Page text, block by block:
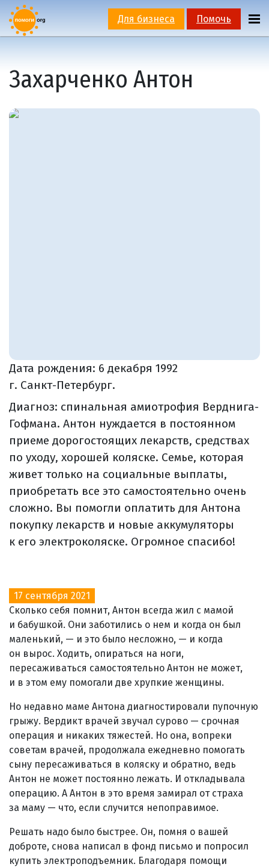
Для бизнеса Помочь
Захарченко Антон
Дата рождения: 6 декабря 1992
г. Санкт-Петербург.
Диагноз: спинальная амиотрофия Верднига-
Гофмана. Антон нуждается в постоянном
приеме дорогостоящих лекарств, средствах
по уходу, хорошей коляске. Семье, которая
живет только на социальные выплаты,
приобретать все это самостоятельно очень
сложно. Вы помогли оплатить для Антона
покупку лекарств и новые аккумуляторы
к его электроколяске. Огромное спасибо!
17 сентября 2021
Сколько себя помнит, Антон всегда жил с мамой
и бабушкой. Они заботились о нем и когда он был
маленький, — и это было несложно, — и когда
он вырос. Ходить, опираться на ноги,
пересаживаться самостоятельно Антон не может,
и в этом ему помогали две хрупкие женщины.
Но недавно маме Антона диагностировали пупочную
грыжу. Вердикт врачей звучал сурово — срочная
операция и никаких тяжестей. Но она, вопреки
советам врачей, продолжала ежедневно помогать
сыну пересаживаться в коляску и обратно, ведь
Антон не может постоянно лежать. И откладывала
операцию. А Антон в это время замирал от страха
за маму — что, если случится непоправимое.
Решать надо было быстрее. Он, помня о вашей
доброте, снова написал в фонд письмо и попросил
купить электроподъемник. Благодаря помощи